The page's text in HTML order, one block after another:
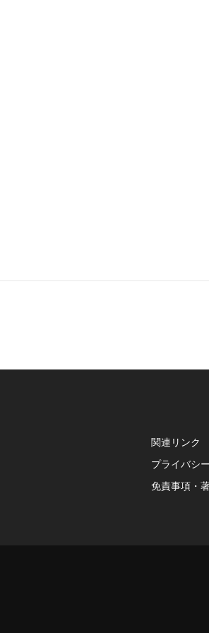
関連リンク
プライバシ
免責事項・